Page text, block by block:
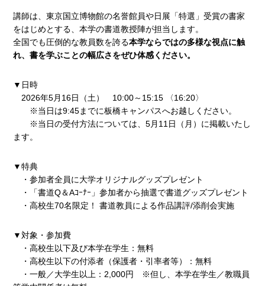
講師は、東京国立博物館の名誉館員や日展「特選」受賞の書家
をはじめとする、本学の書道教授陣が担当します。
全国でも圧倒的な教員数を誇る本学ならではの多様な視点に触
れ、書を学ぶことの幅広さをぜひ体感ください。
▼日時
2026年5月16日（土） 10:00～15:15 〈16:20〉
※当日は9:45までに板橋キャンパスへお越しください。
※当日の受付方法については、5月11日（月）に掲載いたし
ます。
▼特典
・参加者全員に大学オリジナルグッズプレゼント
・「書道Q＆Aｺｰﾅｰ」参加者から抽選で書道グッズプレゼント
・高校生70名限定！ 書道教員による作品講評/添削会実施
▼対象・参加費
・高校生以下及び本学在学生：無料
・高校生以下の付添者（保護者・引率者等）：無料
・一般／大学生以上：2,000円 ※但し、本学在学生／教職員